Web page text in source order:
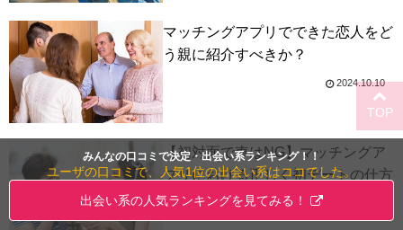
マッチングアプリでできた恋人をど
う親に紹介すべきか？
2024.10.10
【初対面で車はNG】マッチングア
プリにおける正しく初デートの仕方
TOP
みんなの口コミで決定・出会い系ランキング！！
ユーザの口コミで、人気1位の出会い系はココでした。
出会い系の人気ランキングを見てみる！